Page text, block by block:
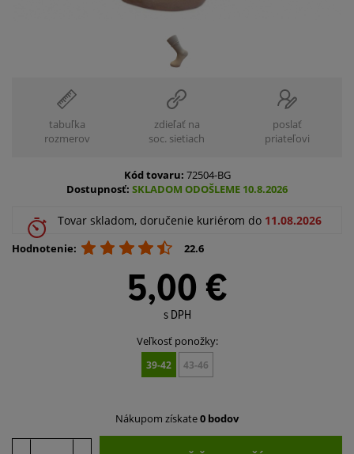
tabuľka
rozmerov
zdieľať na
soc. sietiach
poslať
priateľovi
Kód tovaru: 72504-BG
Dostupnosť: SKLADOM ODOŠLEME 10.8.2026
Tovar skladom, doručenie kuriérom do 11.08.2026
Hodnotenie: 22.6
5,00 €
s DPH
Veľkosť ponožky:
39-42 43-46
Nákupom získate0 bodov